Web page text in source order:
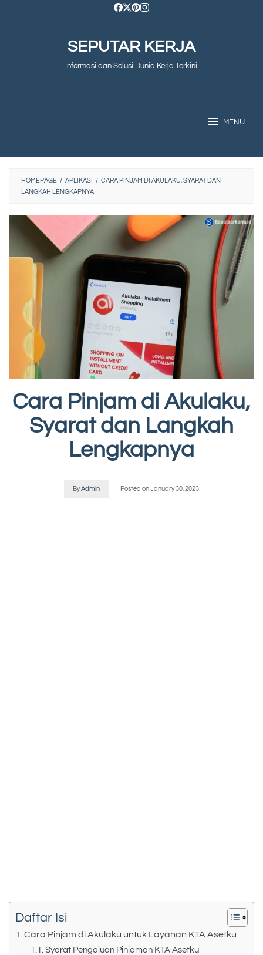
SEPUTAR KERJA
Informasi dan Solusi Dunia Kerja Terkini
MENU
HOMEPAGE / APLIKASI / CARA PINJAM DI AKULAKU, SYARAT DAN
LANGKAH LENGKAPNYA
Cara Pinjam di Akulaku,
Syarat dan Langkah
Lengkapnya
ByAdmin Posted onJanuary 30, 2023
Daftar Isi
Cara Pinjam di Akulaku untuk Layanan KTA Asetku
Syarat Pengajuan Pinjaman KTA Asetku